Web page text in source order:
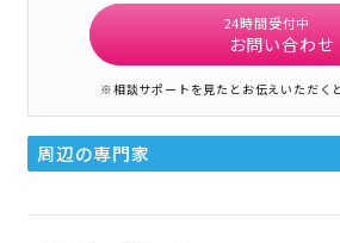
24時間受付中
お問い合わせ
※相談サポートを見たとお伝えいただく
周辺の専門家